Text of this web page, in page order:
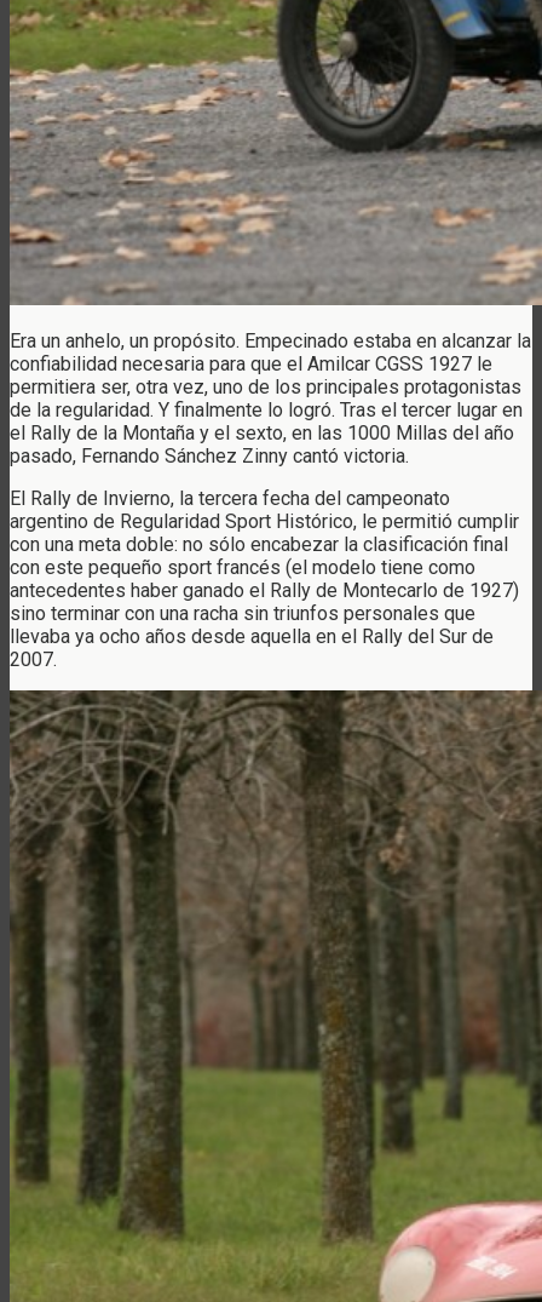
Era un anhelo, un propósito. Empecinado estaba en alcanzar la
confiabilidad necesaria para que el Amilcar CGSS 1927 le
permitiera ser, otra vez, uno de los principales protagonistas
de la regularidad. Y finalmente lo logró. Tras el tercer lugar en
el Rally de la Montaña y el sexto, en las 1000 Millas del año
pasado, Fernando Sánchez Zinny cantó victoria.
El Rally de Invierno, la tercera fecha del campeonato
argentino de Regularidad Sport Histórico, le permitió cumplir
con una meta doble: no sólo encabezar la clasificación final
con este pequeño sport francés (el modelo tiene como
antecedentes haber ganado el Rally de Montecarlo de 1927)
sino terminar con una racha sin triunfos personales que
llevaba ya ocho años desde aquella en el Rally del Sur de
2007.